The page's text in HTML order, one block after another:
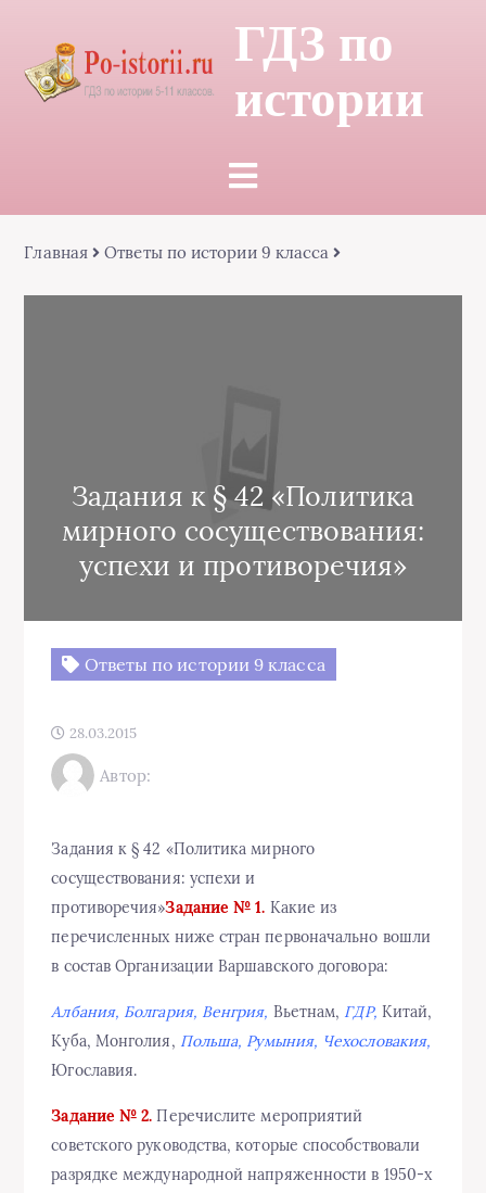
ГДЗ по
истории
Главная Ответы по истории 9 класса
Задания к § 42 «Политика
мирного сосуществования:
успехи и противоречия»
Ответы по истории 9 класса
28.03.2015
Автор:
Задания к § 42 «Политика мирного
сосуществования: успехи и
противоречия»Задание № 1. Какие из
перечисленных ниже стран первоначально вошли
в состав Организации Варшавского договора:
Албания, Болгария, Венгрия, Вьетнам, ГДР, Китай,
Куба, Монголия, Польша, Румыния, Чехословакия,
Югославия.
Задание № 2. Перечислите мероприятий
советского руководства, которые способствовали
разрядке международной напряженности в 1950-х